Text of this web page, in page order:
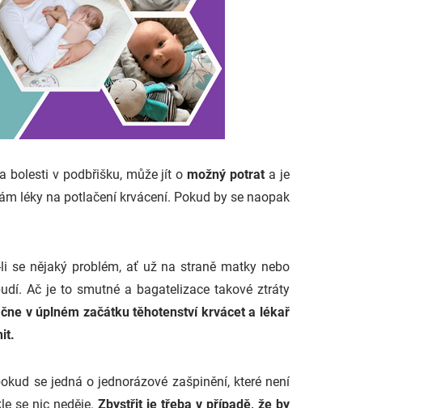
bolesti v podbřišku, může jít omožný potrat a je
léky na potlačení krvácení. Pokud by se naopak
se nějaký problém, ať už na straně matky nebo
Ač je to smutné a bagatelizace takové ztráty
v úplném začátku těhotenství krvácet a lékař
se jedná o jednorázové zašpinění, které není
se nic neděje. Zbystřit je třeba v případě, že by